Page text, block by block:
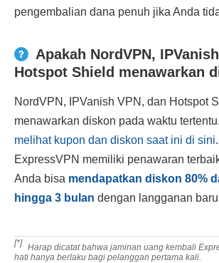
pengembalian dana penuh jika Anda
Apakah NordVPN,
Hotspot Shield menawarkan
NordVPN, IPVanish VPN, dan Hotspot
menawarkan diskon pada waktu
melihat kupon dan diskon saat ini di sini
ExpressVPN memiliki penawaran
Anda bisa mendapatkan diskon 80%
hingga 3 bulan dengan langganan
[*] Harap dicatat bahwa jaminan uang kembali
hati hanya berlaku bagi pelanggan pertama kali.